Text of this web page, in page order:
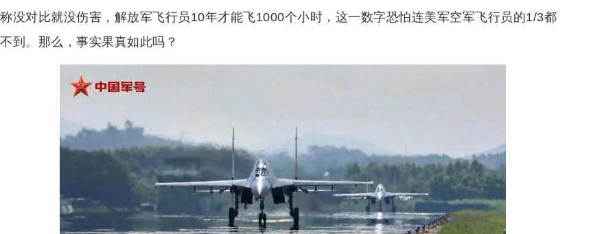
称没对比就没伤害，解放军飞行员10年才能飞1000个小时，这一数字恐怕连美军空军飞行员的1/3都
不到。那么，事实果真如此吗？